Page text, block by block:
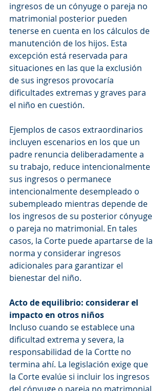
ingresos de un cónyuge o pareja no
matrimonial posterior pueden
tenerse en cuenta en los cálculos de
manutención de los hijos. Esta
excepción está reservada para
situaciones en las que la exclusión
de sus ingresos provocaría
dificultades extremas y graves para
el niño en cuestión.
Ejemplos de casos extraordinarios
incluyen escenarios en los que un
padre renuncia deliberadamente a
su trabajo, reduce intencionalmente
sus ingresos o permanece
intencionalmente desempleado o
subempleado mientras depende de
los ingresos de su posterior cónyuge
o pareja no matrimonial. En tales
casos, la Corte puede apartarse de la
norma y considerar ingresos
adicionales para garantizar el
bienestar del niño.
Acto de equilibrio: considerar el
impacto en otros niños
Incluso cuando se establece una
dificultad extrema y severa, la
responsabilidad de la Cortte no
termina ahí. La legislación exige que
la Corte evalúe si incluir los ingresos